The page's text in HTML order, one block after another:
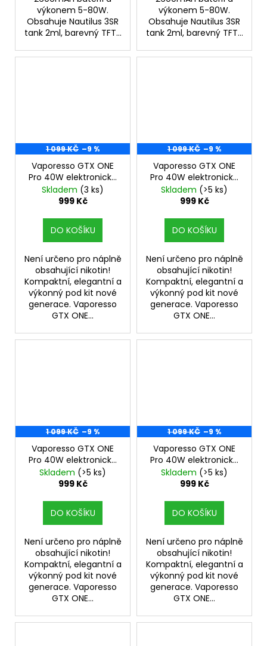
výkonem 5-80W.
Obsahuje Nautilus 3SR
tank 2ml, barevný TFT...
výkonem 5-80W.
Obsahuje Nautilus 3SR
tank 2ml, barevný TFT...
1 099 KČ –9 %
Vaporesso GTX ONE
Pro 40W elektronická
cigareta 3000mAh
Silver
Skladem (3 ks)
999 Kč
DO KOŠÍKU
Není určeno pro náplně
obsahující nikotin!
Kompaktní, elegantní a
výkonný pod kit nové
generace. Vaporesso
GTX ONE...
1 099 KČ –9 %
Vaporesso GTX ONE
Pro 40W elektronická
cigareta 3000mAh
Blue
Skladem (>5 ks)
999 Kč
DO KOŠÍKU
Není určeno pro náplně
obsahující nikotin!
Kompaktní, elegantní a
výkonný pod kit nové
generace. Vaporesso
GTX ONE...
1 099 KČ –9 %
Vaporesso GTX ONE
Pro 40W elektronická
cigareta 3000mAh
Red
Skladem (>5 ks)
999 Kč
DO KOŠÍKU
Není určeno pro náplně
obsahující nikotin!
Kompaktní, elegantní a
výkonný pod kit nové
generace. Vaporesso
GTX ONE...
1 099 KČ –9 %
Vaporesso GTX ONE
Pro 40W elektronická
cigareta 3000mAh
Pink
Skladem (>5 ks)
999 Kč
DO KOŠÍKU
Není určeno pro náplně
obsahující nikotin!
Kompaktní, elegantní a
výkonný pod kit nové
generace. Vaporesso
GTX ONE...